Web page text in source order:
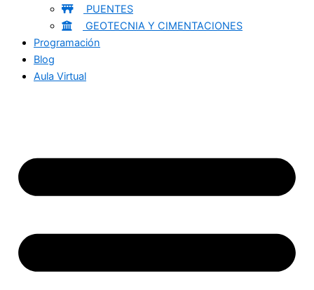
PUENTES
GEOTECNIA Y CIMENTACIONES
Programación
Blog
Aula Virtual